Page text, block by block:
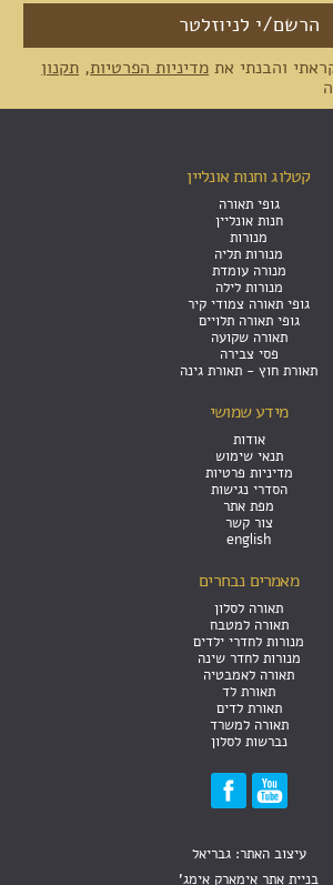
והבנתי את מדיניות הפרטיות, תקנון
קטלוג וחנות אונליין
גופי תאורה
חנות אונליין
מנורות
מנורות תליה
מנורה עומדת
מנורות לילה
גופי תאורה צמודי קיר
גופי תאורה תלויים
תאורה שקועה
פסי צבירה
תאורת חוץ - תאורת גינה
מידע שמושי
אודות
תנאי שימוש
מדיניות פרטיות
הסדרי נגישות
מפת אתר
צור קשר
english
מאמרים נבחרים
תאורה לסלון
תאורה למטבח
מנורות לחדרי ילדים
מנורות לחדר שינה
תאורה לאמבטיה
תאורת לד
תאורת לדים
תאורה למשרד
נברשות לסלון
עיצוב האתר: גבריאל
בניית אתר אימארק אימג'